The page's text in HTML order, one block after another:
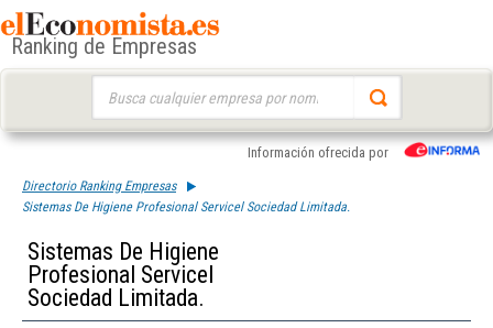
Ranking de Empresas
Información ofrecida por
Directorio Ranking Empresas
Sistemas De Higiene Profesional Servicel Sociedad Limitada.
Sistemas De Higiene
Profesional Servicel
Sociedad Limitada.